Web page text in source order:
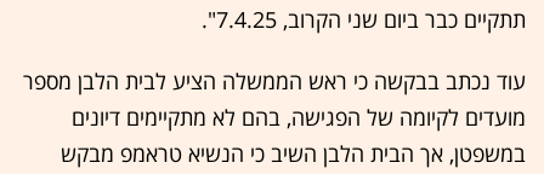
תתקיים כבר ביום שני הקרוב, 7.4.25".
עוד נכתב בבקשה כי ראש הממשלה הציע לבית הלבן מספר
מועדים לקיומה של הפגישה, בהם לא מתקיימים דיונים
במשפטן, אך הבית הלבן השיב כי הנשיא טראמפ מבקש